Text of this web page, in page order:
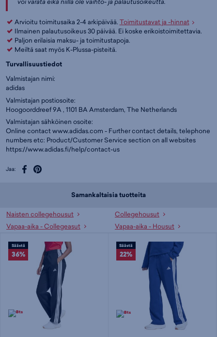
Arvioitu toimitusaika 2-4 arkipäivää. Toimitustavat ja -hinnat
Ilmainen palautusoikeus 30 päivää. Ei koske erikoistoimitettavia.
Paljon erilaisia maksu- ja toimitustapoja.
Meiltä saat myös K-Plussa-pisteitä.
Turvallisuustiedot
Valmistajan nimi:
adidas
Valmistajan postiosoite:
Hoogoorddreef 9A , 1101 BA Amsterdam, The Netherlands
Valmistajan sähköinen osoite:
Online contact www.adidas.com - Further contact details, telephone
numbers etc: Product/Customer Service section on all websites
https://www.adidas.fi/help/contact-us
Jaa:
Samankaltaisia tuotteita
Naisten collegehousut
Collegehousut
Vapaa-aika - Collegeasut
Vapaa-aika - Housut
Säästä
36%
Säästä
22%